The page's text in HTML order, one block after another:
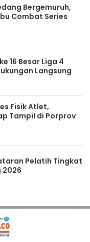
Bergemuruh,
Combat Series
16 Besar Liga 4
Langsung
Fisik Atlet,
Tampil di Porprov
Pelatih Tingkat
2026